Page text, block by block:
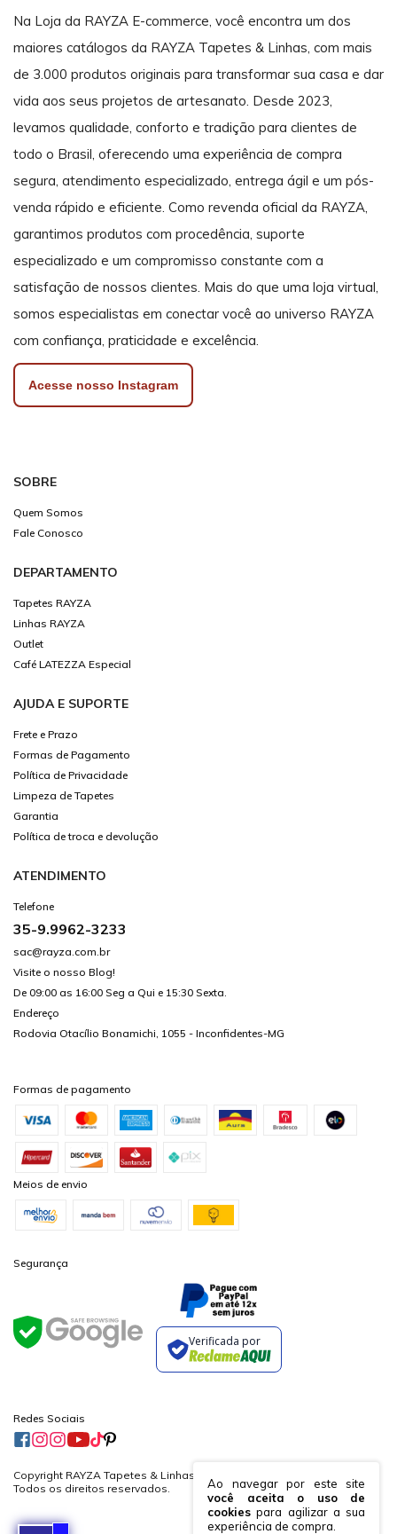
Ao navegar por este site
você aceita o uso de
cookies para agilizar a sua
experiência de compra.
Na Loja da RAYZA E-commerce, você encontra um dos
maiores catálogos da RAYZA Tapetes & Linhas, com mais
de 3.000 produtos originais para transformar sua casa e dar
vida aos seus projetos de artesanato. Desde 2023,
levamos qualidade, conforto e tradição para clientes de
todo o Brasil, oferecendo uma experiência de compra
segura, atendimento especializado, entrega ágil e um pós-
venda rápido e eficiente. Como revenda oficial da RAYZA,
garantimos produtos com procedência, suporte
especializado e um compromisso constante com a
satisfação de nossos clientes. Mais do que uma loja virtual,
somos especialistas em conectar você ao universo RAYZA
com confiança, praticidade e excelência.
Acesse nosso Instagram
SOBRE
Quem Somos
Fale Conosco
DEPARTAMENTO
Tapetes RAYZA
Linhas RAYZA
Outlet
Café LATEZZA Especial
AJUDA E SUPORTE
Frete e Prazo
Formas de Pagamento
Política de Privacidade
Limpeza de Tapetes
Garantia
Política de troca e devolução
ATENDIMENTO
Telefone
35-9.9962-3233
sac@rayza.com.br
Visite o nosso Blog!
De 09:00 as 16:00 Seg a Qui e 15:30 Sexta.
Endereço
Rodovia Otacílio Bonamichi, 1055 - Inconfidentes-MG
Formas de pagamento
Meios de envio
Segurança
Verificada por
Redes Sociais
Copyright RAYZA Tapetes & Linhas Ltda. - 19882364000170 - 2026.
Todos os direitos reservados.